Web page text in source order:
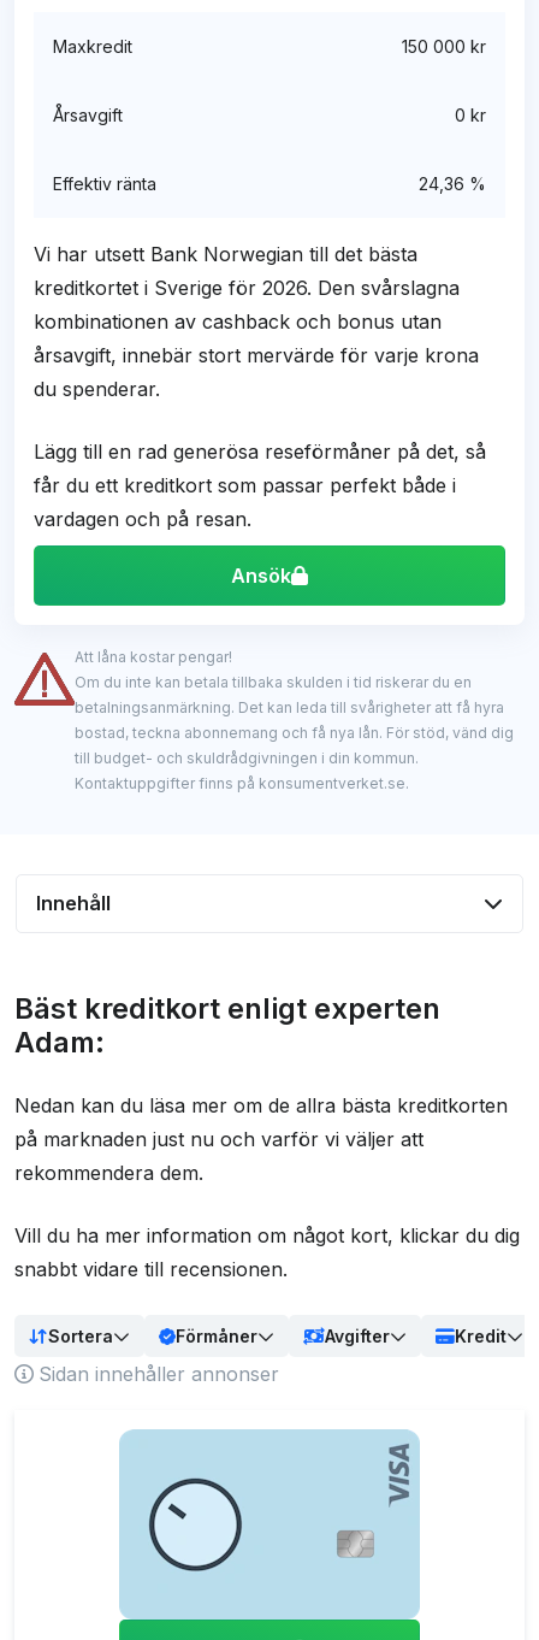
Maxkredit 150 000 kr
Årsavgift 0 kr
Effektiv ränta 24,36 %
Vi har utsett Bank Norwegian till det bästa
kreditkortet i Sverige för 2026. Den svårslagna
kombinationen av cashback och bonus utan
årsavgift, innebär stort mervärde för varje krona
du spenderar.
Lägg till en rad generösa reseförmåner på det, så
får du ett kreditkort som passar perfekt både i
vardagen och på resan.
Ansök
Att låna kostar pengar!
Om du inte kan betala tillbaka skulden i tid riskerar du en
betalningsanmärkning. Det kan leda till svårigheter att få hyra
bostad, teckna abonnemang och få nya lån. För stöd, vänd dig
till budget- och skuldrådgivningen i din kommun.
Kontaktuppgifter finns på konsumentverket.se.
Innehåll
Experternas topplista inför 2026:
Jämför kortens villkor
Kreditkort med olika förmåner
Bra kreditkort för andra tillfällen och användare
Så gör vi när vi jämför kreditkort
Om du behöver mer hjälp
Vad är ett kreditkort?
Ansök om kreditkort - Steg för steg
Hur många kreditkort kan jag ha?
Frågor och svar
Senaste nyheterna
Bäst kreditkort enligt experten
Adam:
Nedan kan du läsa mer om de allra bästa kreditkorten
på marknaden just nu och varför vi väljer att
rekommendera dem.
Vill du ha mer information om något kort, klickar du dig
snabbt vidare till recensionen.
Sortera Förmåner Avgifter Kredit
Sidan innehåller annonser